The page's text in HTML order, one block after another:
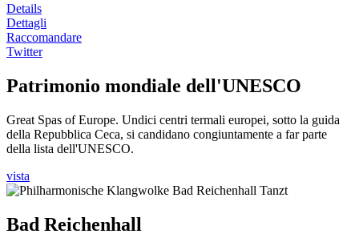
Details
Dettagli
Raccomandare
Twitter
Patrimonio mondiale dell'UNESCO
Great Spas of Europe. Undici centri termali europei, sotto la guida
della Repubblica Ceca, si candidano congiuntamente a far parte
della lista dell'UNESCO.
vista
Bad Reichenhall